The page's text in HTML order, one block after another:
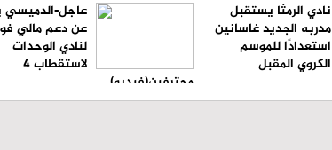
نادي الرمثا يستقبل
مدربه الجديد غاسانين
استعدادًا للموسم
الكروي المقبل
عاجل-الدميسي
عن دعم مالي
لنادي الوحدات
لاستقطاب 4
محترفين(فيديو)